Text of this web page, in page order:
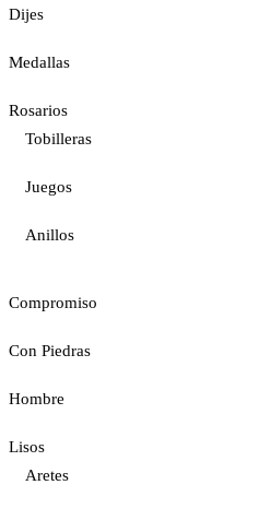
Dijes
Medallas
Rosarios
Tobilleras
Juegos
Anillos
Compromiso
Con Piedras
Hombre
Lisos
Aretes